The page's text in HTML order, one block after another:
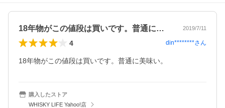
18年物がこの値段は買いです。普通に美… 2019/7/11
4 din********さん
18年物がこの値段は買いです。普通に美味い。
購入したストア
WHISKY LIFE Yahoo!店